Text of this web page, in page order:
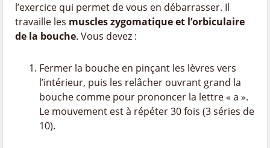
l’exercice qui permet de vous en débarrasser. Il
travaille les muscles zygomatique et l’orbiculaire
de la bouche. Vous devez :
Fermer la bouche en pinçant les lèvres vers
l’intérieur, puis les relâcher ouvrant grand la
bouche comme pour prononcer la lettre « a ».
Le mouvement est à répéter 30 fois (3 séries de
10).